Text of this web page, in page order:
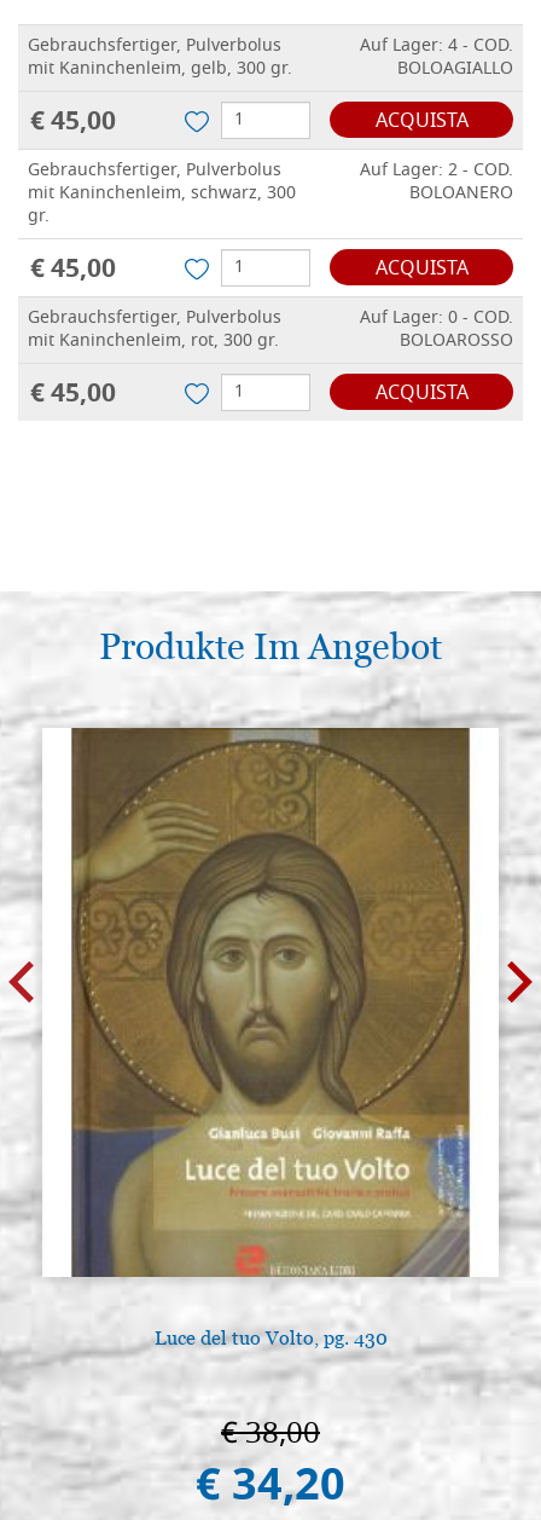
Gebrauchsfertiger, Pulverbolus
mit Kaninchenleim, gelb, 300 gr.
Auf Lager: 4 - COD.
BOLOAGIALLO
€ 45,00 ACQUISTA
Gebrauchsfertiger, Pulverbolus
mit Kaninchenleim, schwarz, 300
gr.
Auf Lager: 2 - COD.
BOLOANERO
€ 45,00 ACQUISTA
Gebrauchsfertiger, Pulverbolus
mit Kaninchenleim, rot, 300 gr.
Auf Lager: 0 - COD.
BOLOAROSSO
€ 45,00 ACQUISTA
Produkte Im Angebot
Luce del tuo Volto, pg. 430
€ 38,00
€ 34,20